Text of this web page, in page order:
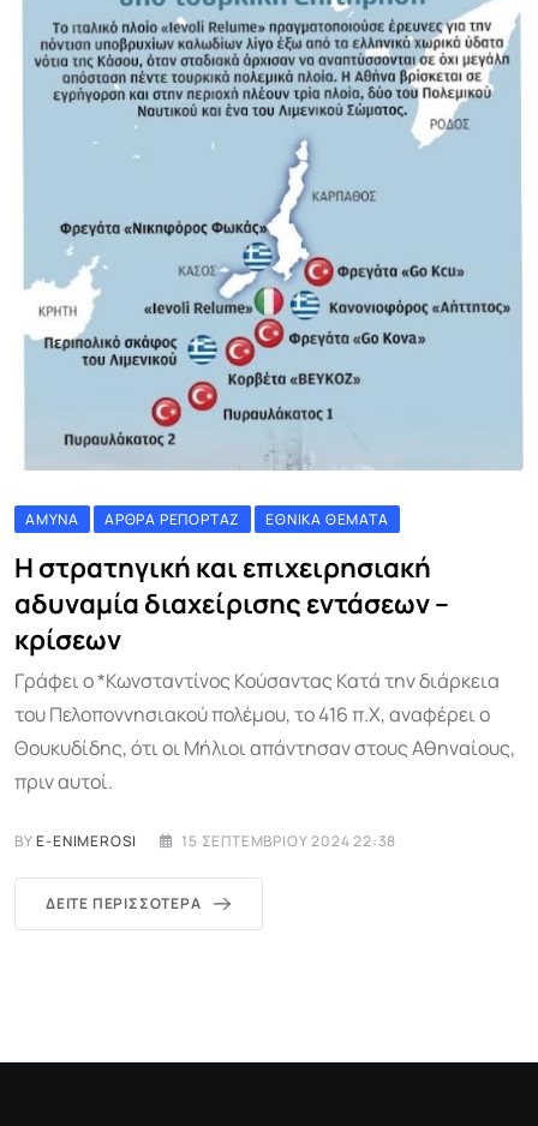
ΆΜΥΝΑ ΆΡΘΡΑ ΡΕΠΟΡΤΆΖ ΕΘΝΙΚΆ ΘΈΜΑΤΑ
Η στρατηγική και επιχειρησιακή
αδυναμία διαχείρισης εντάσεων –
κρίσεων
Γράφει ο *Κωνσταντίνος Κούσαντας Κατά την διάρκεια
του Πελοποννησιακού πολέμου, το 416 π.Χ, αναφέρει ο
Θουκυδίδης, ότι οι Μήλιοι απάντησαν στους Αθηναίους,
πριν αυτοί.
BYE-ENIMEROSI 15 ΣΕΠΤΕΜΒΡΊΟΥ 2024 22:38
ΔΕΊΤΕ ΠΕΡΙΣΣΌΤΕΡΑ